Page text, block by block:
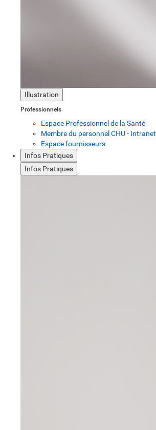
Illustration
Professionnels
Espace Professionnel de la Santé
Membre du personnel CHU - Intranet
Espace fournisseurs
Infos Pratiques
Infos Pratiques